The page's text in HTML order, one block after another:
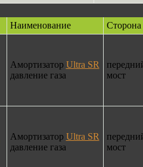
Наименование Сторона
Амортизатор Ultra SR
давление газа
мост
Амортизатор Ultra SR
давление газа
мост